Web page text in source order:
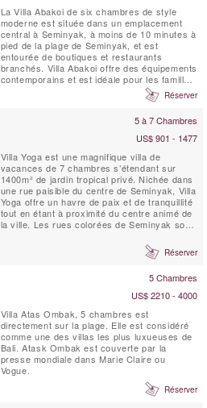
La Villa Abakoi de six chambres de style
moderne est située dans un emplacement
central à Seminyak, à moins de 10 minutes à
pied de la plage de Seminyak, et est
entourée de boutiques et restaurants
branchés. Villa Abakoi offre des équipements
contemporains et est idéale pour les familles
ou les amis à partager et à apprécier. Les
équipements de la villa comprennent un
gratuite, des chambres climatisées, une
Réserver
5 à 7 Chambres
US$ 901 - 1477
Villa Yoga est une magnifique villa de
vacances de 7 chambres s’étendant sur
1400m² de jardin tropical privé. Nichée dans
une rue paisible du centre de Seminyak, Villa
Yoga offre un havre de paix et de tranquillité
tout en étant à proximité du centre animé de
la ville. Les rues colorées de Seminyak sont
boutiques, spas, restaurants et cafés. La
plage, bordée de bars décontractés et deRéserver
5 Chambres
US$ 2210 - 4000
Villa Atas Ombak, 5 chambres est
directement sur la plage. Elle est considéré
comme une des villas les plus luxueuses de
Bali. Atask Ombak est couverte par la
presse mondiale dans Marie Claire ou
Vogue.
Réserver